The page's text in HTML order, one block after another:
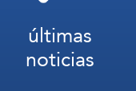
últimas
noticias